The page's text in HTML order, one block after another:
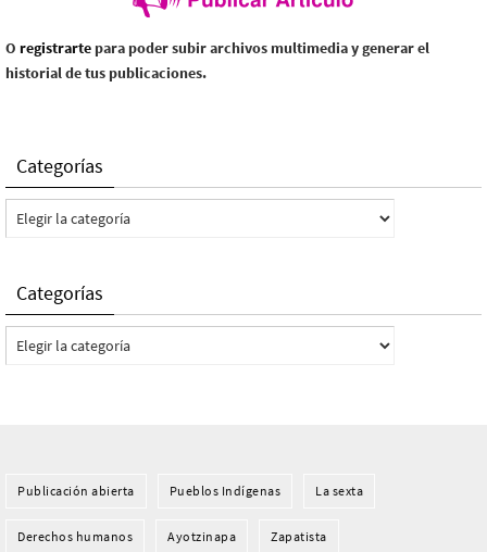
O registrarte para poder subir archivos multimedia y generar el
historial de tus publicaciones.
Categorías
Categorías
Categorías
Categorías
Publicación abierta Pueblos Indí­genas La sexta
Derechos humanos Ayotzinapa Zapatista